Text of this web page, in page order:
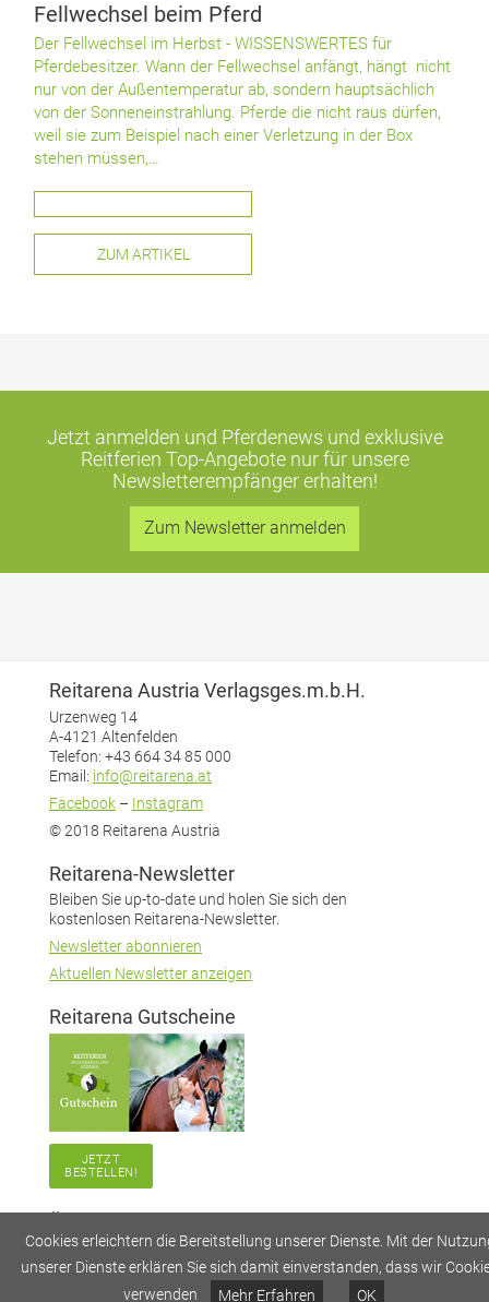
Fellwechsel beim Pferd
Der Fellwechsel im Herbst - WISSENSWERTES für
Pferdebesitzer. Wann der Fellwechsel anfängt, hängt nicht
nur von der Außentemperatur ab, sondern hauptsächlich
von der Sonneneinstrahlung. Pferde die nicht raus dürfen,
weil sie zum Beispiel nach einer Verletzung in der Box
stehen müssen,…
ZUM ARTIKEL
Jetzt anmelden und Pferdenews und exklusive
Reitferien Top-Angebotenur für unsere
Newsletterempfänger erhalten!
Zum Newsletter anmelden
Reitarena Austria Verlagsges.m.b.H.
Urzenweg 14
A-4121 Altenfelden
Telefon: +43 664 34 85 000
Email: info@reitarena.at
Facebook – Instagram
© 2018 Reitarena Austria
Reitarena-Newsletter
Bleiben Sie up-to-date und holen Sie sich den
kostenlosen Reitarena-Newsletter.
Newsletter abonnieren
Aktuellen Newsletter anzeigen
Reitarena Gutscheine
JETZT
BESTELLEN!
Impressum
Datenschutz
Cookies erleichtern die Bereitstellung unserer Dienste. Mit der
unserer Dienste erklären Sie sich damit einverstanden, dass wir
verwenden
Mehr Erfahren OK